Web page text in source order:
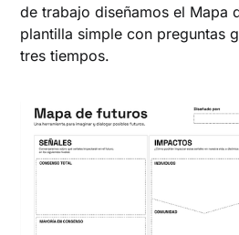
de trabajo diseñamos el Mapa
plantilla simple con preguntas
tres tiempos.